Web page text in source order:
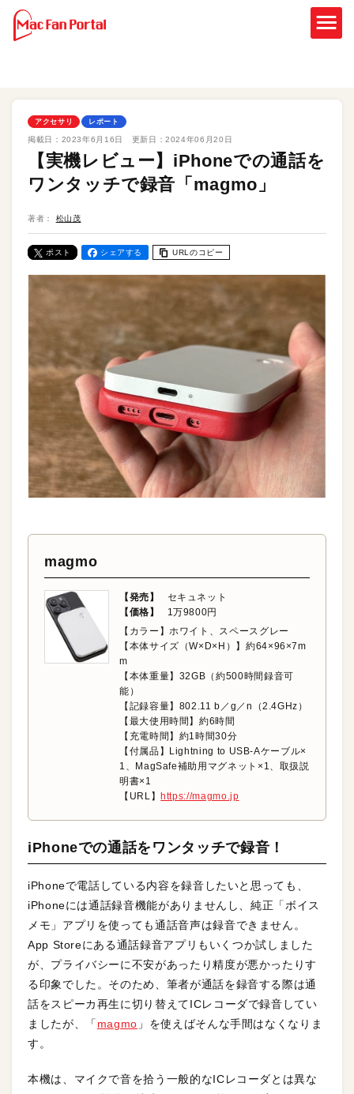
アクセサリ レポート
掲載日： 2023年6月16日 更新日：2024年06月20日
【実機レビュー】iPhoneでの通話を
ワンタッチで録音「magmo」
著者： 松山茂
ポスト シェアする URLのコピー
magmo
【発売】
セキュネット
【価格】
1万9800円
【カラー】ホワイト、スペースグレー
【本体サイズ（W×D×H）】約64×96×7m
m
【本体重量】32GB（約500時間録音可
能）
【記録容量】802.11 b／g／n（2.4GHz）
【最大使用時間】約6時間
【充電時間】約1時間30分
【付属品】Lightning to USB-Aケーブル×
1、MagSafe補助用マグネット×1、取扱説
明書×1
【URL】
https://magmo.jp
iPhoneでの通話をワンタッチで録音！
iPhoneで電話している内容を録音したいと思っても、
iPhoneには通話録音機能がありませんし、純正「ボイス
メモ」アプリを使っても通話音声は録音できません。
App Storeにある通話録音アプリもいくつか試しました
が、プライバシーに不安があったり精度が悪かったりす
る印象でした。そのため、筆者が通話を録音する際は通
話をスピーカ再生に切り替えてICレコーダで録音してい
ましたが、「 magmo 」を使えばそんな手間はなくなりま
す。
本機は、マイクで音を拾う一般的なICレコーダとは異な